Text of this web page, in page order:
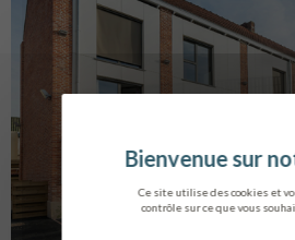
Ce site utilise des cookies et
contrôle sur ce que vous